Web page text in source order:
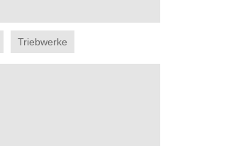
Triebwerke